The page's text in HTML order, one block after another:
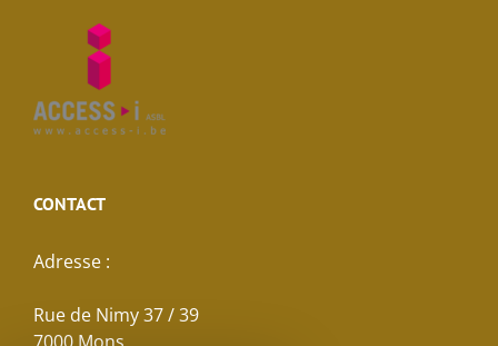
CONTACT
Adresse :
Rue de Nimy 37 / 39
7000 Mons